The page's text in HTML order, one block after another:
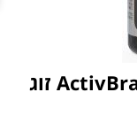
אקטיב בריין (60 כמוסות) ActivBrain זוג